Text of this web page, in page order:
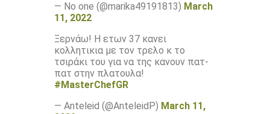
— No one (@marika49191813) March
11, 2022
Ξερνάω! Η ετων 37 κανει
κολλητικια με τον τρελο κ το
τσιράκι του για να της κανουν πατ-
πατ στην πλατουλα!
#MasterChefGR
— Anteleid (@AnteleidP) March 11,